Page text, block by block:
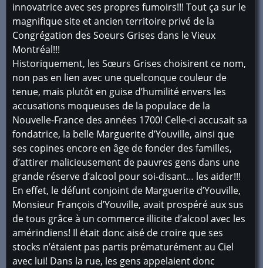
innovatrice avec ses propres fumoirs!!! Tout ça sur le
magnifique site et ancien territoire privé de la
Congrégation des Soeurs Grises dans le Vieux
Montréal!!!
Historiquement, les Sœurs Grises choisirent ce nom,
non pas en lien avec une quelconque couleur de
tenue, mais plutôt en guise d’humilité envers les
accusations moqueuses de la populace de la
Nouvelle-France des années 1700! Celle-ci accusait sa
fondatrice, la belle Marguerite d’Youville, ainsi que
ses copines encore en âge de fonder des familles,
d’attirer malicieusement de pauvres gens dans une
grande réserve d’alcool pour soi-disant… les aider!!!
En effet, le défunt conjoint de Marguerite d’Youville,
Monsieur François d’Youville, avait prospéré aux sus
de tous grâce à un commerce illicite d’alcool avec les
amérindiens! Il était donc aisé de croire que ses
stocks n’étaient pas partis prématurément au Ciel
avec lui! Dans la rue, les gens appelaient donc